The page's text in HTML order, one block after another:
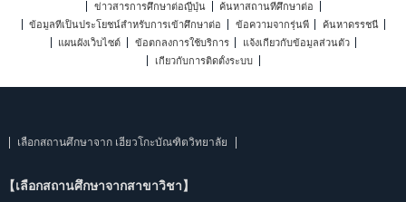
ข่าวสารการศึกษาต่อญี่ปุ่น
ค้นหาสถานที่ศึกษาต่อ
ข้อมูลที่เป็นประโยชน์สำหรับการเข้าศึกษาต่อ
ข้อความจากรุ่นพี่
ค้นหาดรรชนี
แผนผังเว็บไซต์
ข้อตกลงการใช้บริการ
แจ้งเกี่ยวกับข้อมูลส่วนตัว
เกี่ยวกับการติดตั้งระบบ
เลือกสถานศึกษาจาก เฮียวโกะบัณฑิตวิทยาลัย
【เลือกสถานศึกษาจากสาขาวิชา】